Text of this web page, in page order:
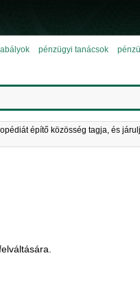
pénzügyi tanácsok
építő közösség tagja, és